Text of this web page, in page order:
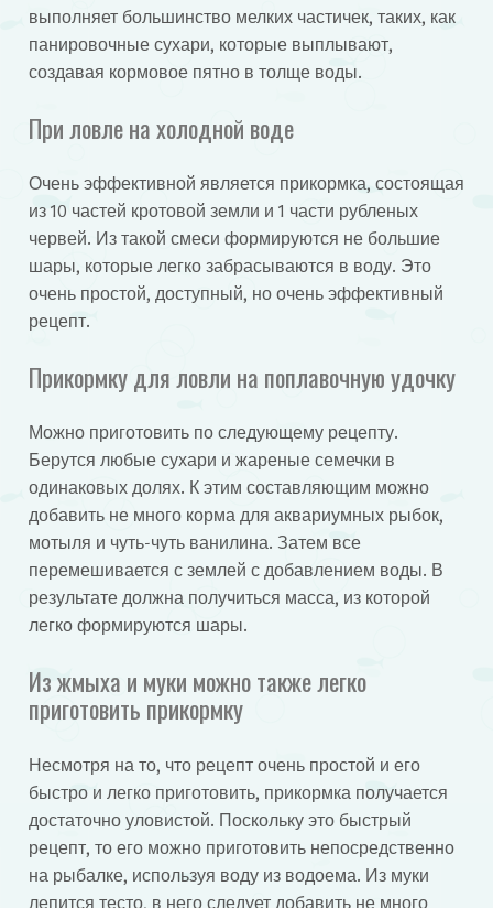
выполняет большинство мелких частичек, таких, как
панировочные сухари, которые выплывают,
создавая кормовое пятно в толще воды.
При ловле на холодной воде
Очень эффективной является прикормка, состоящая
из 10 частей кротовой земли и 1 части рубленых
червей. Из такой смеси формируются не большие
шары, которые легко забрасываются в воду. Это
очень простой, доступный, но очень эффективный
рецепт.
Прикормку для ловли на поплавочную удочку
Можно приготовить по следующему рецепту.
Берутся любые сухари и жареные семечки в
одинаковых долях. К этим составляющим можно
добавить не много корма для аквариумных рыбок,
мотыля и чуть-чуть ванилина. Затем все
перемешивается с землей с добавлением воды. В
результате должна получиться масса, из которой
легко формируются шары.
Из жмыха и муки можно также легко
приготовить прикормку
Несмотря на то, что рецепт очень простой и его
быстро и легко приготовить, прикормка получается
достаточно уловистой. Поскольку это быстрый
рецепт, то его можно приготовить непосредственно
на рыбалке, используя воду из водоема. Из муки
лепится тесто, в него следует добавить не много